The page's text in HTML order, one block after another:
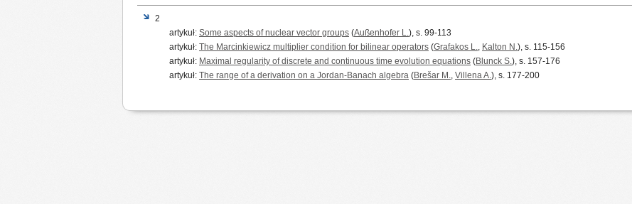
2
artykuł: Some aspects of nuclear vector groups (Außenhofer L.), s. 99-113
artykuł: The Marcinkiewicz multiplier condition for bilinear operators (Grafakos L., Kalton N.), s. 115-156
artykuł: Maximal regularity of discrete and continuous time evolution equations (Blunck S.), s. 157-176
artykuł: The range of a derivation on a Jordan-Banach algebra (Brešar M., Villena A.), s. 177-200